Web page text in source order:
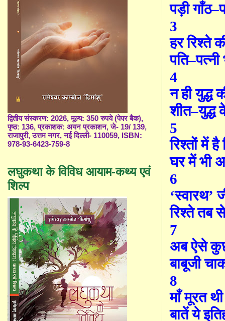
पड़ीगाँठ–
3
हर रिश्ते
पति–
4
न ही युद्ध
शीत–युद्ध
5
रिश्तों में है
घर में भी
6
‘स्वारथ’
रिश्ते तब
7
अब ऐसे
बाबूजी
8
माँमूरत
बातें ये
द्वितीय संस्करण: 2026, मूल्य: 350 रुपये (पेपर बैक),
पृष्ठ: 136, प्रकाशक: अयन प्रकाशन, जे- 19/ 139,
राजापुरी, उत्तम नगर, नई दिल्ली- 110059, ISBN:
978-93-6423-759-8
लघुकथा के विविध आयाम-कथ्य एवं
शिल्प